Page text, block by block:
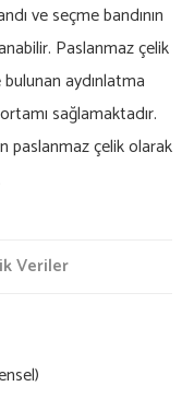
ve seçme bandının
Paslanmaz çelik
aydınlatma
sağlamaktadır.
paslanmaz çelik olarak
Veriler